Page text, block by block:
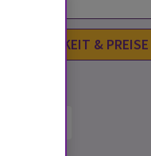
VERFÜGBARKEIT & PREISE